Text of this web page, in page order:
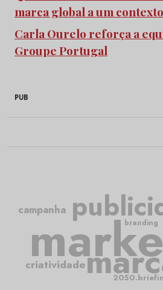
marca global a um
Carla Ourelo reforça a
Groupe Portugal
PUB
criatividade
campanha
branding